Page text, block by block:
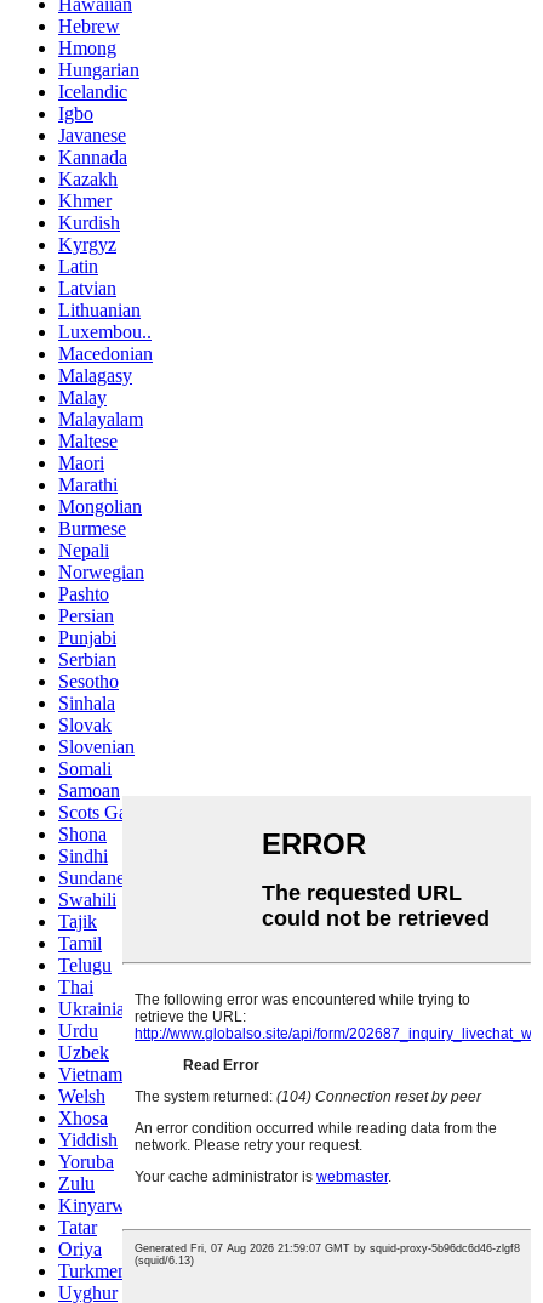
Hawaiian
Hebrew
Hmong
Hungarian
Icelandic
Igbo
Javanese
Kannada
Kazakh
Khmer
Kurdish
Kyrgyz
Latin
Latvian
Lithuanian
Luxembou..
Macedonian
Malagasy
Malay
Malayalam
Maltese
Maori
Marathi
Mongolian
Burmese
Nepali
Norwegian
Pashto
Persian
Punjabi
Serbian
Sesotho
Sinhala
Slovak
Slovenian
Somali
Samoan
Scots Gaelic
Shona
Sindhi
Sundanese
Swahili
Tajik
Tamil
Telugu
Thai
Ukrainian
Urdu
Uzbek
Vietnamese
Welsh
Xhosa
Yiddish
Yoruba
Zulu
Kinyarwanda
Tatar
Oriya
Turkmen
Uyghur